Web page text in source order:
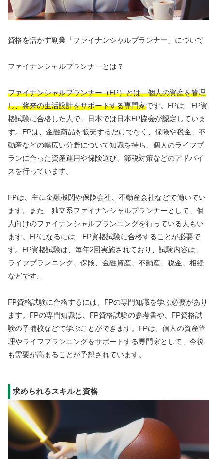
資格を活かす副業「ファイナンシャルプランナー」について
ファイナンシャルプランナーとは？
ファイナンシャルプランナー（FP）とは、個人の資産を管理
し、将来の生活設計をサポートする専門家です。FPは、FP資
格試験に合格した人で、日本では日本FP協会が認定していま
す。FPは、金融商品を販売するだけでなく、保険や税金、不
動産などの幅広い分野について知識を持ち、個人のライフプ
ランに合った資産運用や保険選び、節税対策などのアドバイ
スを行っています。
FPは、主に金融機関や保険会社、不動産会社などで働いてい
ます。また、独立系ファイナンシャルプランナーとして、個
人向けのファイナンシャルプランニングを行っている人もい
ます。FPになるには、FP資格試験に合格することが必要で
す。FP資格試験は、毎年2回実施されており、試験内容は、
ライフプランニング、保険、金融資産、不動産、税金、相続
などです。
FP資格試験に合格するには、FPの専門知識を学ぶ必要があり
ます。FPの専門知識は、FP資格試験の参考書や、FP資格試
験の予備校などで学ぶことができます。FPは、個人の資産管
理やライフプランニングをサポートする専門家として、今後
も需要が高まることが予想されています。
求められるスキルと資格